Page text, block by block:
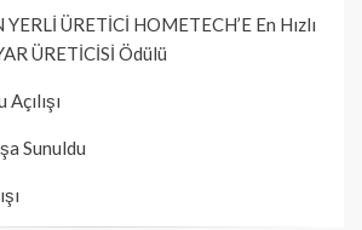
ÜRETİCİ HOMETECH’E En Hızlı
ÜRETİCİSİ Ödülü
Sunuldu